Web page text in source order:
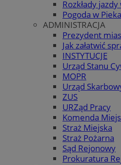
Rozkłady
Pogoda w
ADMINISTRACJA
Prezydent
Jak załatwić
INSTYTUCJE
Urząd Stanu
MOPR
Urząd
ZUS
URZąd Pracy
Komenda
Straż Miejska
Straż Pożarna
Sąd Rejonowy
Prokuratura